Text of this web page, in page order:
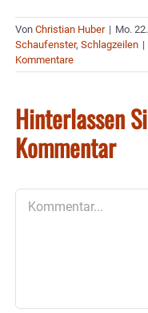
Von Christian Huber | Mo.
Schaufenster, Schlagzeilen |
Kommentare
Hinterlassen
Kommentar